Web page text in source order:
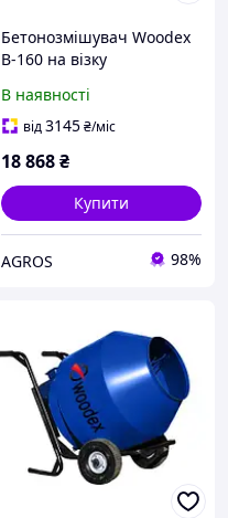
Бетонозмішувач Woodex
B-160 на візку
В наявності
від3145₴/міс
18 868₴
Купити
AGROS 98%